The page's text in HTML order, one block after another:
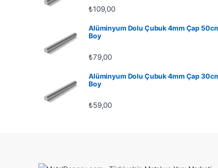
₺109,00
Alüminyum Dolu Çubuk 4mm Çap
Boy
₺79,00
Alüminyum Dolu Çubuk 4mm Çap
Boy
₺59,00